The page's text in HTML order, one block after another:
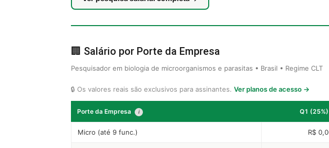
🏢 Salário por Porte da Empresa
Pesquisador em biologia de microorganismos e parasitas • Brasil • Regime CLT
🔒 Os valores reais são exclusivos para assinantes. Ver planos de acesso →
Porte da Empresa i Q1 (25%)
Micro (até 9 func.) R$